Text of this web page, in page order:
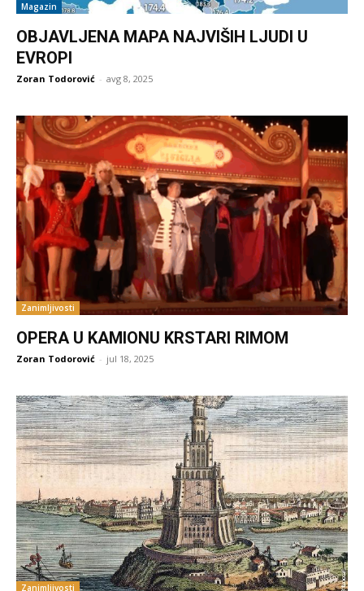
Magazin
OBJAVLJENA MAPA NAJVIŠIH LJUDI U
EVROPI
Zoran Todorović - avg 8, 2025
Zanimljivosti
OPERA U KAMIONU KRSTARI RIMOM
Zoran Todorović - jul 18, 2025
Zanimljivosti